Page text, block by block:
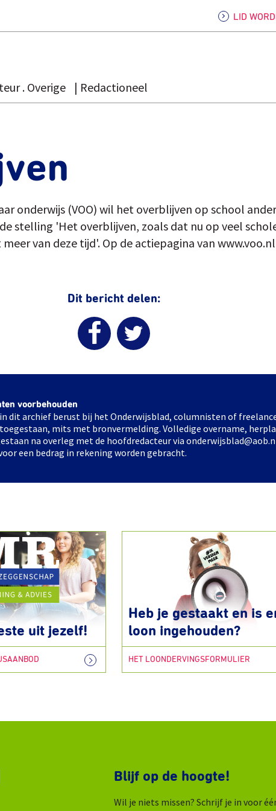
LID
. Overige Redactioneel
onderwijs (VOO) wil het overblijven op school
stelling 'Het overblijven, zoals dat nu op veel
van deze tijd'. Op de actiepagina van
Dit bericht delen:
voorbehouden
dit archief berust bij het Onderwijsblad, columnisten of
mits met bronvermelding. Volledige overname,
na overleg met de hoofdredacteur via
een bedrag in rekening worden gebracht.
uit jezelf!
Heb je gestaakt en is
loon ingehouden?
HET LOONDERVINGSFORMULIER
Blijf op de hoogte!
Wil je niets missen? Schrijf je in voor